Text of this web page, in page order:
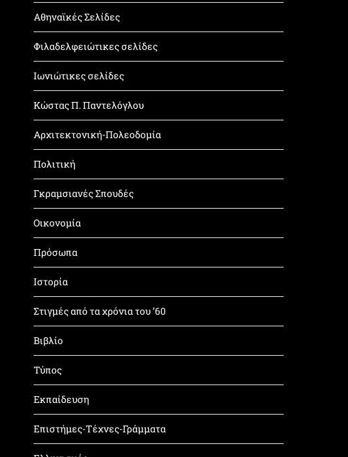
Αθηναϊκές Σελίδες
Φιλαδελφειώτικες σελίδες
Ιωνιώτικες σελίδες
Κώστας Π. Παντελόγλου
Αρχιτεκτονική-Πολεοδομία
Πολιτική
Γκραμσιανές Σπουδές
Οικονομία
Πρόσωπα
Ιστορία
Στιγμές από τα χρόνια του ’60
Βιβλίο
Τύπος
Εκπαίδευση
Επιστήμες-Τέχνες-Γράμματα